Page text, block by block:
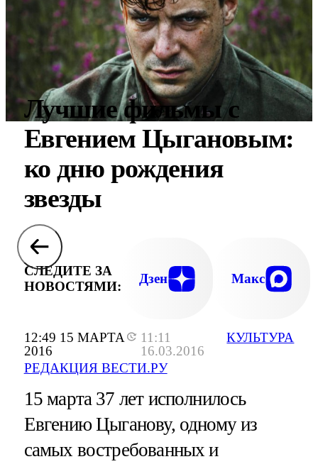
12:49 15 МАРТА
2016
11:11
16.03.2016
РЕДАКЦИЯ ВЕСТИ.РУ
КУЛЬТУРА
Лучшие фильмы с
Евгением Цыгановым:
ко дню рождения
звезды
СЛЕДИТЕ ЗА
НОВОСТЯМИ:
Дзен Макс
15 марта 37 лет исполнилось
Евгению Цыганову, одному из
самых востребованных и